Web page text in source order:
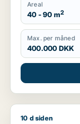
Areal
40 - 90 m2
Max. per måned
400.000 DKK
Anne søger
10 d siden